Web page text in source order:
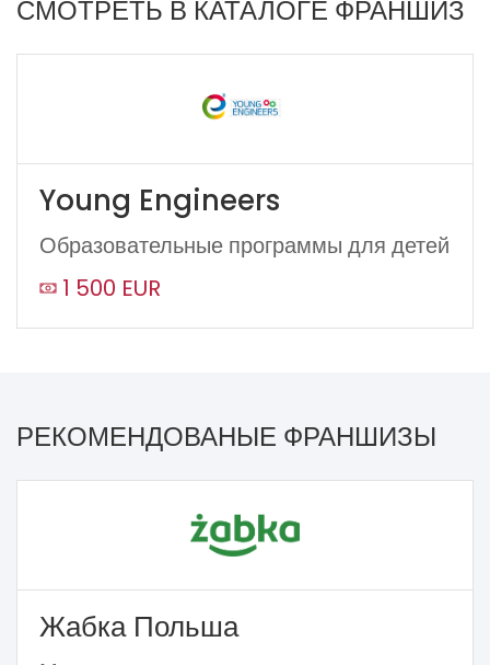
СМОТРЕТЬ В КАТАЛОГЕ ФРАНШИЗ
Young Engineers
Образовательные программы для детей
1 500 EUR
РЕКОМЕНДОВАНЫЕ ФРАНШИЗЫ
Жабка Польша